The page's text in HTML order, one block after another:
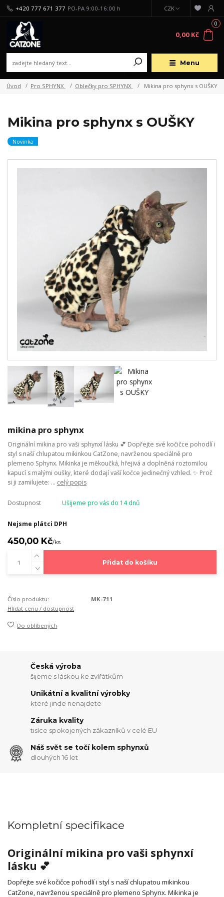
Menu
CZK
+420 777 671 377 PO-PA 9:00-16:00 h
0
0,00 Kč
Úvod Pro SPHYNX Oblečky pro SPHYNX Mikina pro sphynx s OUŠKY
Mikina pro sphynx s OUŠKY
Novinka
mikina pro sphynx
Originální mikina pro vaši sphynxí lásku 💕 Dopřejte své kočičce pohodlí i
styl s naší chlupatou mikinkou CatZone, navrženou speciálně pro
plemeno Sphynx. Mikinka je měkoučká, hřejivá a doplněná roztomilou
kapucí s malými oušky, které dodají vaší kočce jedinečný vzhled. ✨ Proč
si ji zamilujete: ... celý popis
Dostupnost Ušijeme pro vás do 14 dnů
Nejsme plátci DPH
450,00 Kč/ks
Přidat do košíku
Číslo produktu:
MK-711
Hlídat cenu / dostupnost
Do oblíbených
Česká výroba
šijeme s láskou ke zvířátkům
Unikátní a kvalitní výrobky
které jinde nenajdete
Záruka kvality
tisíce spokojených zákazníků v celé EU
Náš svět se točí kolem sphynxů
dlouhých 16 let
Kompletní specifikace
Originální mikina pro vaši sphynxí
lásku 💕
Dopřejte své kočičce pohodlí i styl s naší chlupatou mikinkou
CatZone, navrženou speciálně pro plemeno Sphynx. Mikinka je